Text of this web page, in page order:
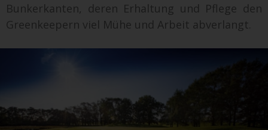
Bunkerkanten, deren Erhaltung und Pflege den
Greenkeepern viel Mühe und Arbeit abverlangt.